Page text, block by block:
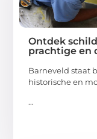
Ontdek
prachtige en
Barneveld staat
historische en
...